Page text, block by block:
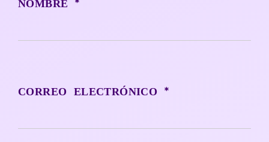
NOMBRE *
CORREO ELECTRÓNICO *